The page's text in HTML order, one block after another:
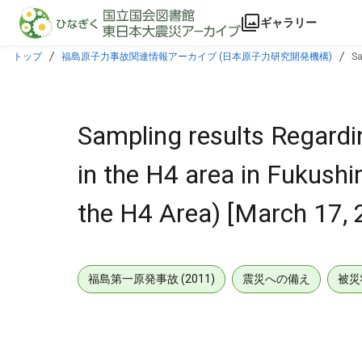
本文に飛ぶ
ギャラリー
トップ 福島原子力事故関連情報アーカイブ (日本原子力研究開発機構)
Sampling results
in the H4 area in
the H4 Area) [March 17,
福島第一原発事故 (2011) 震災への備え 被災